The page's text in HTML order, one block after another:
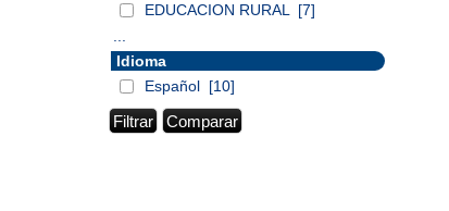
EDUCACION RURAL
[7]
Idioma
Español [10]